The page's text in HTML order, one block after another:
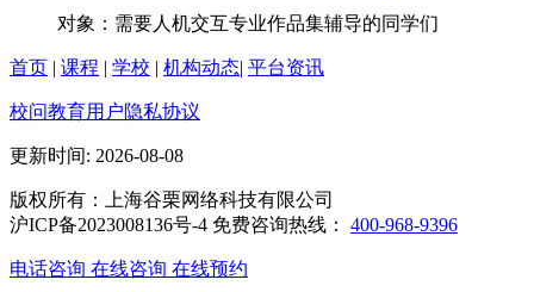
对象： 需要人机交互专业作品集辅导的同学们
首页 | 课程 | 学校 | 机构动态| 平台资讯
校问教育用户隐私协议
更新时间: 2026-08-08
版权所有：上海谷栗网络科技有限公司
沪ICP备2023008136号-4 免费咨询热线： 400-968-9396
电话咨询 在线咨询 在线预约